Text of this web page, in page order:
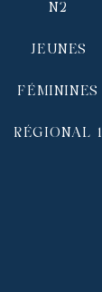
N2
JEUNES
FÉMININES
RÉGIONAL 1